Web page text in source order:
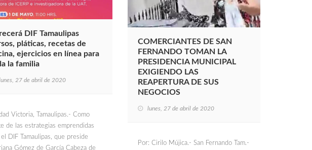
DIF Tamaulipas
pláticas, recetas de
ejercicios en línea para
la familia
27 de abril de 2020
Victoria, Tamaulipas.- Como
de las estrategias emprendidas
DIF Tamaulipas, que preside
Gómez de García Cabeza de
COMERCIANTES DE SAN
FERNANDO TOMAN LA
PRESIDENCIA MUNICIPAL
EXIGIENDO LAS
REAPERTURA DE SUS
NEGOCIOS
lunes, 27 de abril de 2020
Por: Cirilo Mújica.- San Fernando Tam.-